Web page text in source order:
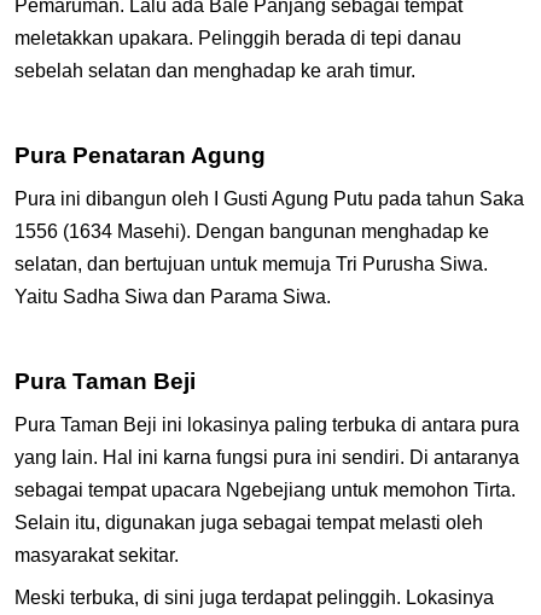
Pemaruman. Lalu ada Bale Panjang sebagai tempat
meletakkan upakara. Pelinggih berada di tepi danau
sebelah selatan dan menghadap ke arah timur.
Pura Penataran Agung
Pura ini dibangun oleh I Gusti Agung Putu pada tahun Saka
1556 (1634 Masehi). Dengan bangunan menghadap ke
selatan, dan bertujuan untuk memuja Tri Purusha Siwa.
Yaitu Sadha Siwa dan Parama Siwa.
Pura Taman Beji
Pura Taman Beji ini lokasinya paling terbuka di antara pura
yang lain. Hal ini karna fungsi pura ini sendiri. Di antaranya
sebagai tempat upacara Ngebejiang untuk memohon Tirta.
Selain itu, digunakan juga sebagai tempat melasti oleh
masyarakat sekitar.
Meski terbuka, di sini juga terdapat pelinggih. Lokasinya